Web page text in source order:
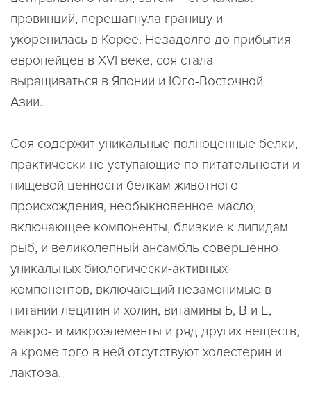
провинций, перешагнула границу и
укоренилась в Корее. Незадолго до прибытия
европейцев в XVI веке, соя стала
выращиваться в Японии и Юго-Восточной
Азии…
Соя содержит уникальные полноценные белки,
практически не уступающие по питательности и
пищевой ценности белкам животного
происхождения, необыкновенное масло,
включающее компоненты, близкие к липидам
рыб, и великолепный ансамбль совершенно
уникальных биологически-активных
компонентов, включающий незаменимые в
питании лецитин и холин, витамины Б, В и Е,
макро- и микроэлементы и ряд других веществ,
а кроме того в ней отсутствуют холестерин и
лактоза.